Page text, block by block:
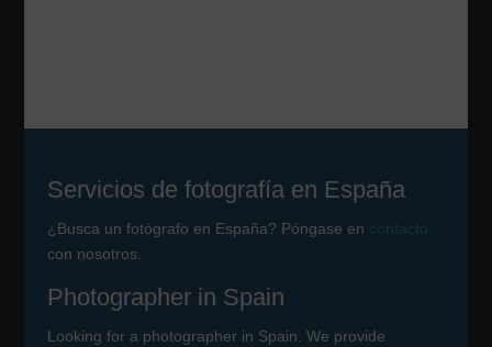
Servicios de fotografía en España
¿Busca un fotógrafo en España? Póngase en contacto
con nosotros.
Photographer in Spain
Looking for a photographer in Spain. We provide